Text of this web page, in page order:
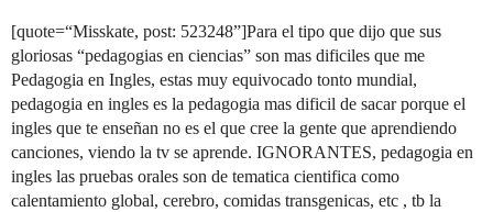
[quote=“Misskate, post: 523248”]Para el tipo que dijo que sus
gloriosas “pedagogias en ciencias” son mas dificiles que me
Pedagogia en Ingles, estas muy equivocado tonto mundial,
pedagogia en ingles es la pedagogia mas dificil de sacar porque el
ingles que te enseñan no es el que cree la gente que aprendiendo
canciones, viendo la tv se aprende. IGNORANTES, pedagogia en
ingles las pruebas orales son de tematica cientifica como
calentamiento global, cerebro, comidas transgenicas, etc , tb la